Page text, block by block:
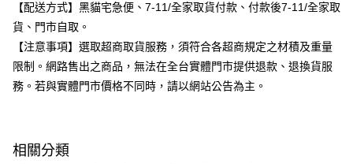
台新國際商業銀行
中國信託商業銀行
台灣樂天信用卡公司
Google Pay
全盈+PAY
大哥付你分期
相關說明
流程，驗證手機門號後，選擇欲分期的期數、繳款截止日，確認付款後即完
運送方式
【配送方式】黑貓宅急便、7-11/全家取貨付款、付款後7-11/全家取
貨、門市自取。
【注意事項】選取超商取貨服務，須符合各超商規定之材積及重量
限制。網路售出之商品，無法在全台實體門市提供退款、退換貨服
務。若與實體門市價格不同時，請以網站公告為主。
相關分類